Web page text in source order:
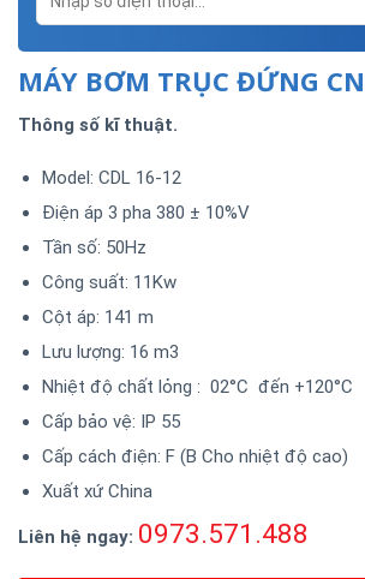
MÁY BƠM TRỤC ĐỨNG
Thông số kĩ thuật.
Model: CDL 16-12
Điện áp 3 pha 380 ± 10%V
Tần số: 50Hz
Công suất: 11Kw
Cột áp: 141 m
Lưu lượng: 16 m3
Nhiệt độ chất lỏng : 02°C đến +120°C
Cấp bảo vệ: IP 55
Cấp cách điện: F (B Cho nhiệt độ cao)
Xuất xứ China
Liên hệ ngay: 0973.571.488